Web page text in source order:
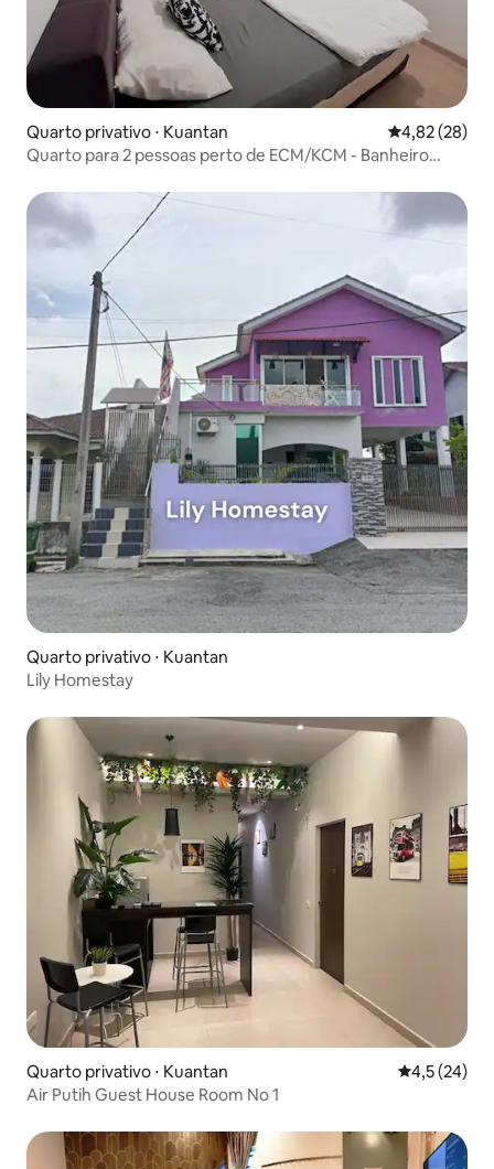
Quarto privativo ⋅ Kuantan 4,82 de uma
4,82 (28)
Quarto para 2 pessoas perto de ECM/KCM - Banheiro
Quarto privativo ⋅ Kuantan
Lily Homestay
Quarto privativo ⋅ Kuantan 4,5 de uma
4,5 (24)
Air Putih Guest House Room No 1